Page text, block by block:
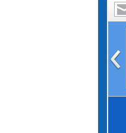
komisyondan geçti